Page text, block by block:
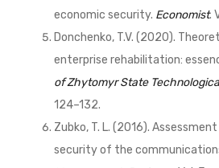
economic security. Economіst.
Donchenko, T.V. (2020).
enterprise rehabilitation:
of Zhytomyr State
124–132.
Zubko, T. L. (2016).
security of the